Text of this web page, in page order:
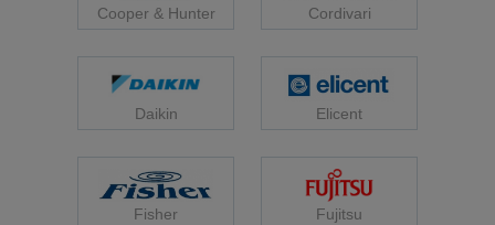
Cooper & Hunter Cordivari
Daikin Elicent
Fisher Fujitsu